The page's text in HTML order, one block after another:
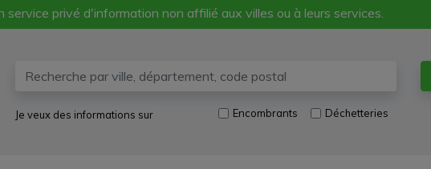
service privé d'information non affilié aux villes ou à leurs services.
Je veux des informations sur Encombrants Déchetteries